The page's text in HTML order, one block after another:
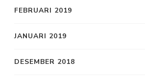
FEBRUARI 2019
JANUARI 2019
DESEMBER 2018